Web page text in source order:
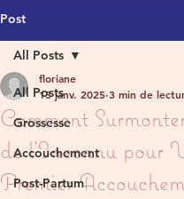
Post
All Posts
Grossesse
Accouchement
Post-Partum
All Posts
Comment
de l’Inconnu pour
Premier
floriane
13 janv. 2025 3 min de